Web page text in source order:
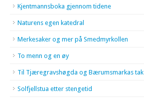
Kjentmannsboka gjennom tidene
Naturens egen katedral
Merkesaker og mer på Smedmyrkollen
To menn og en øy
Til Tjæregravshøgda og Bærumsmarkas tak
Solfjellstua etter stengetid